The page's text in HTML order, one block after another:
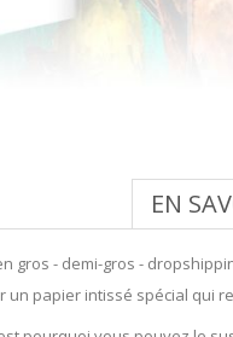
EN
gros - demi-gros -
un papier intissé spécial qui